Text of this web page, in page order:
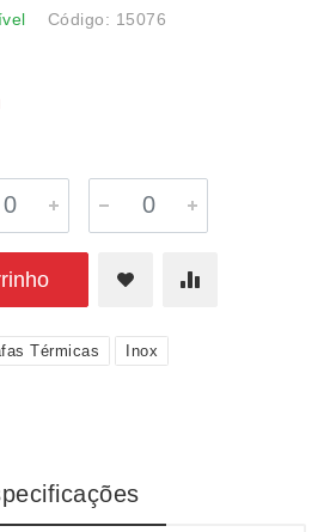
Código: 15076
Térmicas
Inox